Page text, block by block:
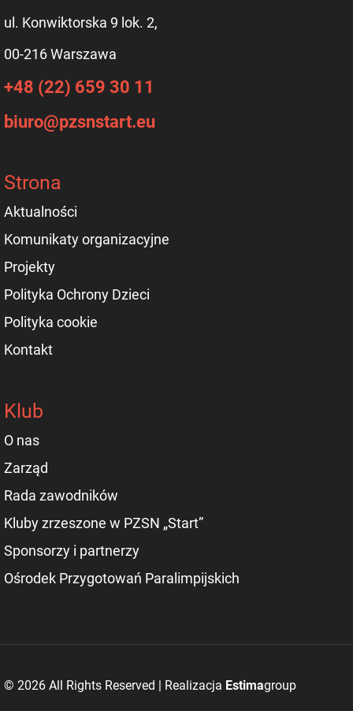
ul. Konwiktorska 9 lok. 2,
00-216 Warszawa
+48 (22) 659 30 11
biuro@pzsnstart.eu
Strona
Aktualności
Komunikaty organizacyjne
Projekty
Polityka Ochrony Dzieci
Polityka cookie
Kontakt
Klub
O nas
Zarząd
Rada zawodników
Kluby zrzeszone w PZSN „Start”
Sponsorzy i partnerzy
Ośrodek Przygotowań Paralimpijskich
© 2026 All Rights Reserved | Realizacja Estimagroup